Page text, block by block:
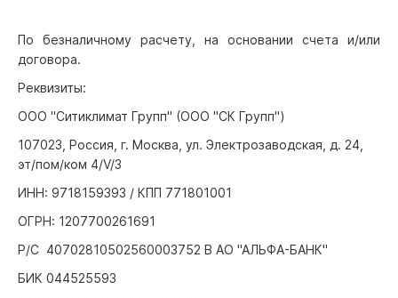
По безналичному расчету, на основании счета и/или
договора.
Реквизиты:
ООО "Ситиклимат Групп" (ООО "СК Групп")
107023, Россия, г. Москва, ул. Электрозаводская, д. 24,
эт/пом/ком 4/V/3
ИНН: 9718159393 / КПП 771801001
ОГРН: 1207700261691
Р/С 40702810502560003752 В АО "АЛЬФА-БАНК"
БИК 044525593